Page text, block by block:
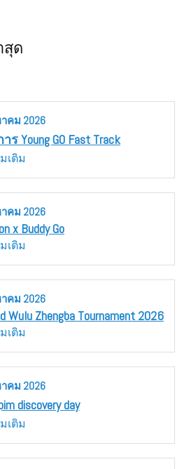
สุด
คม 2026
ร Young GO Fast Track
เติม
คม 2026
x Buddy Go
เติม
คม 2026
Wulu Zhengba Tournament 2026
เติม
คม 2026
discovery day
เติม